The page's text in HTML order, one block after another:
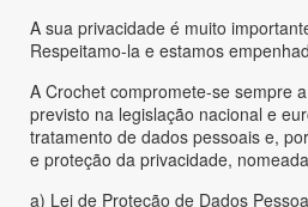
A sua privacidade é muito
Respeitamo-la e estamos
A Crochet compromete-se sempre
previsto na legislação nacional e
tratamento de dados pessoais e,
e proteção da privacidade,
a) Lei de Proteção de Dados